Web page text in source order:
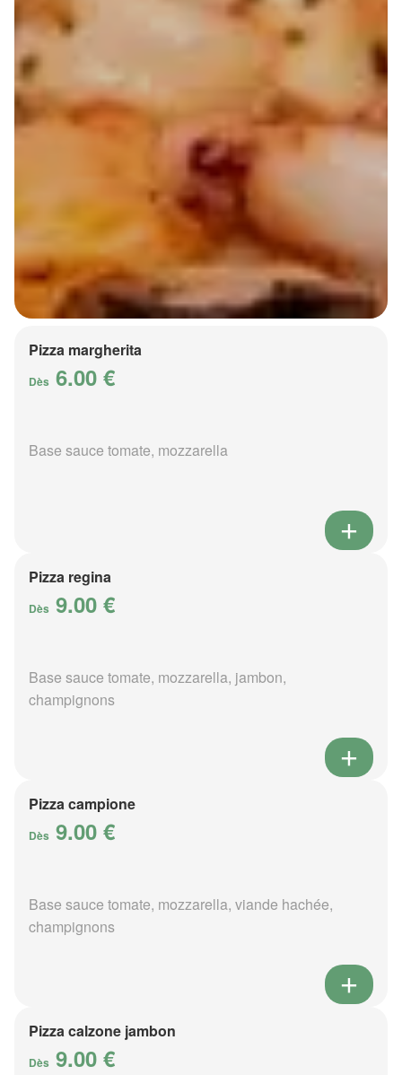
Pizza margherita
Dès 6.00 €
Base sauce tomate, mozzarella
Pizza regina
Dès 9.00 €
Base sauce tomate, mozzarella, jambon,
champignons
Pizza campione
Dès 9.00 €
Base sauce tomate, mozzarella, viande hachée,
champignons
Pizza calzone jambon
Dès 9.00 €